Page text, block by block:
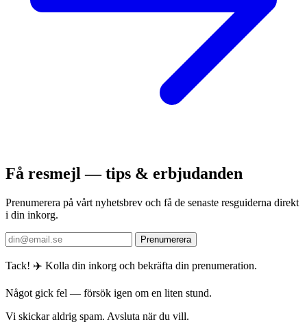
Få resmejl — tips & erbjudanden
Prenumerera på vårt nyhetsbrev och få de senaste resguiderna direkt
i din inkorg.
Prenumerera
Tack! ✈️ Kolla din inkorg och bekräfta din prenumeration.
Något gick fel — försök igen om en liten stund.
Vi skickar aldrig spam. Avsluta när du vill.